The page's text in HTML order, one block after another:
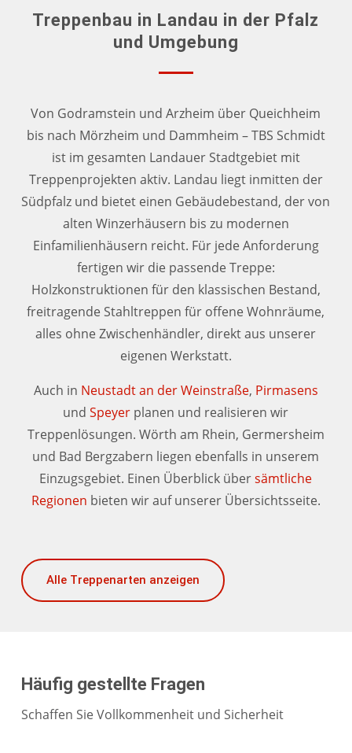
Treppenbau in Landau in der Pfalz
und Umgebung
Von Godramstein und Arzheim über Queichheim
bis nach Mörzheim und Dammheim – TBS Schmidt
ist im gesamten Landauer Stadtgebiet mit
Treppenprojekten aktiv. Landau liegt inmitten der
Südpfalz und bietet einen Gebäudebestand, der von
alten Winzerhäusern bis zu modernen
Einfamilienhäusern reicht. Für jede Anforderung
fertigen wir die passende Treppe:
Holzkonstruktionen für den klassischen Bestand,
freitragende Stahltreppen für offene Wohnräume,
alles ohne Zwischenhändler, direkt aus unserer
eigenen Werkstatt.
Auch in Neustadt an der Weinstraße, Pirmasens
undSpeyer planen und realisieren wir
Treppenlösungen. Wörth am Rhein, Germersheim
und Bad Bergzabern liegen ebenfalls in unserem
Einzugsgebiet. Einen Überblick übersämtliche
Regionen bieten wir auf unserer Übersichtsseite.
Alle Treppenarten anzeigen
Häufig gestellte Fragen
Schaffen Sie Vollkommenheit und Sicherheit